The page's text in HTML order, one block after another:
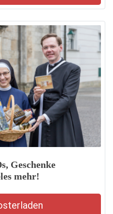
Geschenke
mehr!